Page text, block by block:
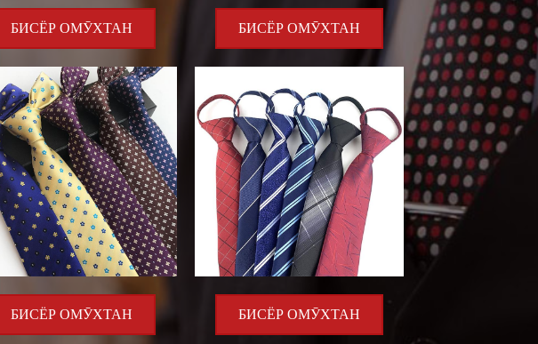
БИСЁР ОМӮХТАН БИСЁР ОМӮХТАН
БИСЁР ОМӮХТАН БИСЁР ОМӮХТАН